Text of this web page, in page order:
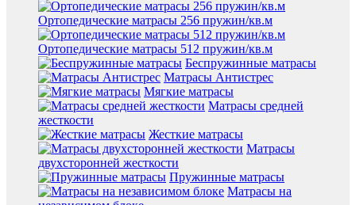
Ортопедические матрасы 256 пружин/кв.м
Ортопедические матрасы 512 пружин/кв.м
Беспружинные матрасы
Матрасы Антистрес
Мягкие матрасы
Матрасы средней
жесткости
Жесткие матрасы
Матрасы
двухсторонней жесткости
Пружинные матрасы
Матрасы на